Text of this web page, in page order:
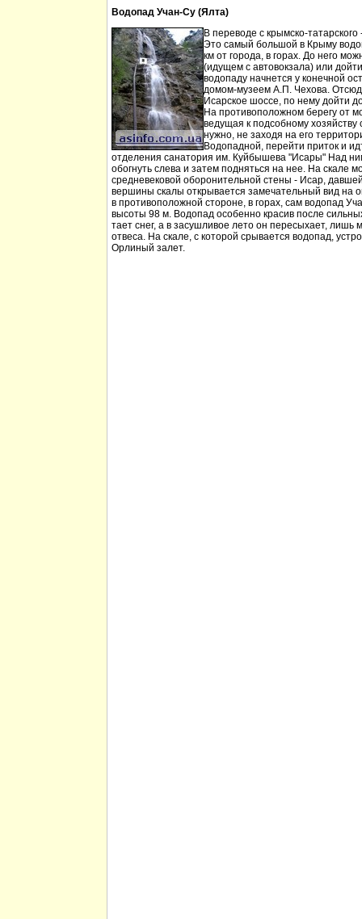
Водопад Учан-Су (Ялта)
В переводе с крымско-
Это самый большой в Крыму
км от города, в горах. До него
(идущем с автовокзала) или
водопаду начнется у конечной
домом-музеем А.П. Чехова.
Исарское шоссе, по нему дойти
На противоположном берегу от
ведущая к подсобному
нужно, не заходя на его
Водопадной, перейти приток и
отделения санатория им. Куйбышева "Исары" Над
обогнуть слева и затем подняться на нее. На скале
средневековой оборонительной стены - Исар,
вершины скалы открывается замечательный вид на
в противоположной стороне, в горах, сам водопад
высоты 98 м. Водопад особенно красив после
тает снег, а в засушливое лето он пересыхает, лишь
отвеса. На скале, с которой срывается водопад,
Орлиный залет.